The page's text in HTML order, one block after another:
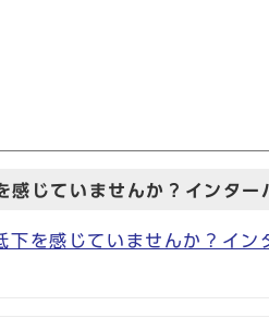
感じていませんか？インター
下を感じていませんか？イン